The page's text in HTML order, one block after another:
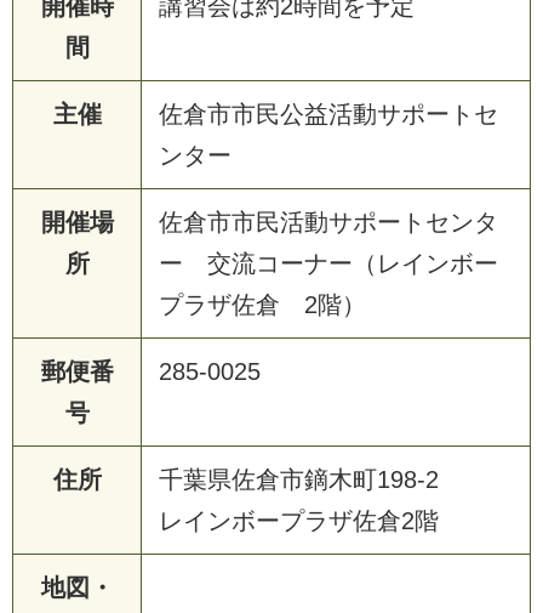
開催時
間
講習会は約2時間を予定
主催
佐倉市市民公益活動サポートセ
ンター
開催場
所
佐倉市市民活動サポートセンタ
ー 交流コーナー（レインボー
プラザ佐倉 2階）
郵便番
号
285-0025
住所
千葉県佐倉市鏑木町198-2
レインボープラザ佐倉2階
地図・